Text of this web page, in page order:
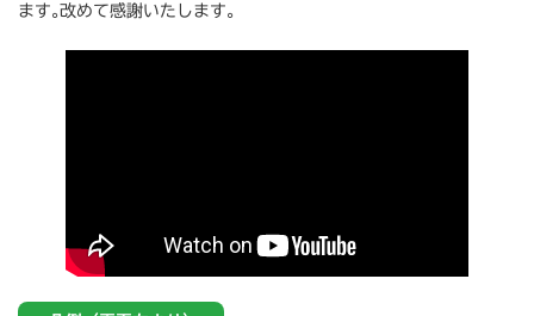
ます｡改めて感謝いたします｡